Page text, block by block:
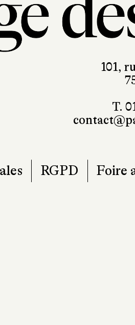
101,
T.
RGPD Foire